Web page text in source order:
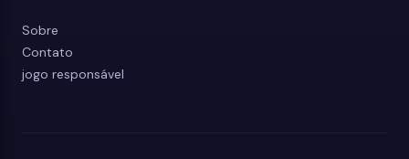
Sobre
Contato
jogo responsável